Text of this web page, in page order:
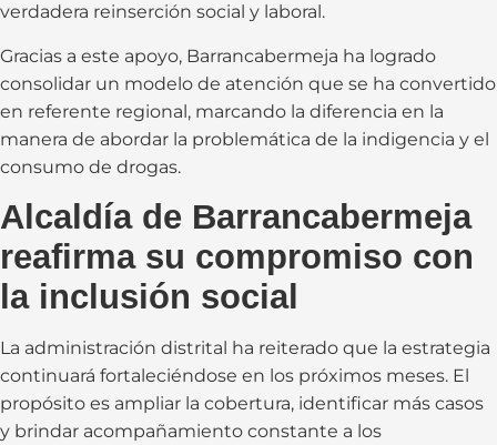
verdadera reinserción social y laboral.
Gracias a este apoyo, Barrancabermeja ha logrado
consolidar un modelo de atención que se ha convertido
en referente regional, marcando la diferencia en la
manera de abordar la problemática de la indigencia y el
consumo de drogas.
Alcaldía de Barrancabermeja
reafirma su compromiso con
la inclusión social
La administración distrital ha reiterado que la estrategia
continuará fortaleciéndose en los próximos meses. El
propósito es ampliar la cobertura, identificar más casos
y brindar acompañamiento constante a los